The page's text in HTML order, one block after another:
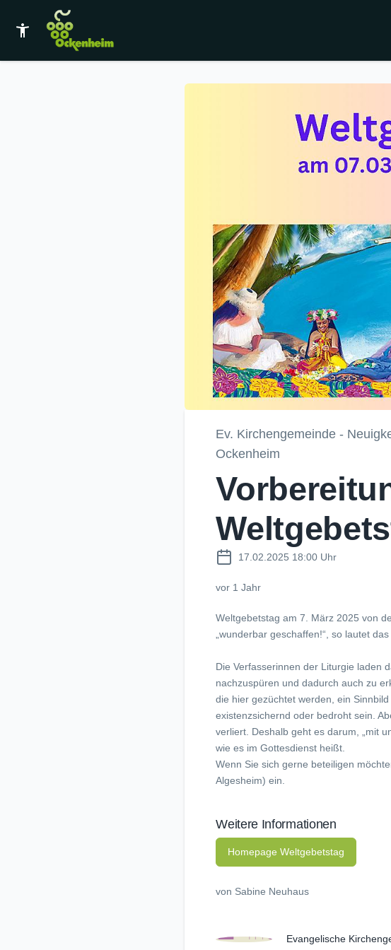
Ev. Kirchengemeinde -
Ockenheim
17.02.2025 18:00 Uhr
vor 1 Jahr
Weltgebetstag am 7. März 2025 von
„wunderbar geschaffen!“, so lautet
Die Verfasserinnen der Liturgie laden
nachzuspüren und dadurch auch zu
die hier gezüchtet werden, ein
existenzsichernd oder bedroht sein.
verliert. Deshalb geht es darum, „mit
wie es im Gottesdienst heißt.
Wenn Sie sich gerne beteiligen
Algesheim) ein.
Weitere Informationen
Homepage Weltgebetstag
von Sabine Neuhaus
Evangelische